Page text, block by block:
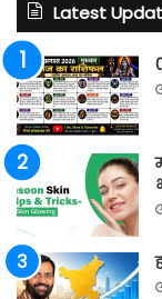
Latest